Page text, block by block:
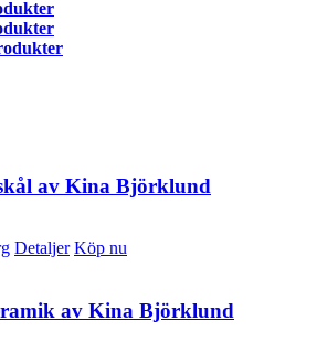
av Kina Björklund
Detaljer Köp nu
av Kina Björklund